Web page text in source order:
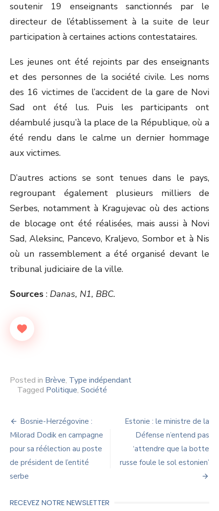
soutenir 19 enseignants sanctionnés par le
directeur de l’établissement à la suite de leur
participation à certaines actions contestataires.
Les jeunes ont été rejoints par des enseignants
et des personnes de la société civile. Les noms
des 16 victimes de l’accident de la gare de Novi
Sad ont été lus. Puis les participants ont
déambulé jusqu’à la place de la République, où a
été rendu dans le calme un dernier hommage
aux victimes.
D’autres actions se sont tenues dans le pays,
regroupant également plusieurs milliers de
Serbes, notamment à Kragujevac où des actions
de blocage ont été réalisées, mais aussi à Novi
Sad, Aleksinc, Pancevo, Kraljevo, Sombor et à Nis
où un rassemblement a été organisé devant le
tribunal judiciaire de la ville.
Sources : Danas, N1, BBC.
Posted in Brève, Type indépendant
Tagged Politique, Société
Navigation
de
l’article
Bosnie-Herzégovine :
Milorad Dodik en campagne
pour sa réélection au poste
de président de l’entité
serbe
Estonie : le ministre de la
Défense n’entend pas
‘attendre que la botte
russe foule le sol estonien’
RECEVEZ NOTRE NEWSLETTER